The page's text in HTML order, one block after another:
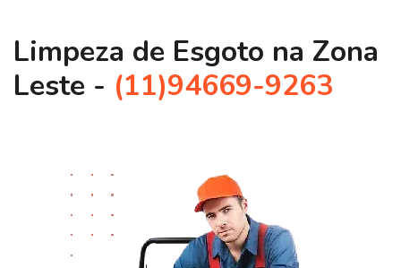
Limpeza de Esgoto na Zona
Leste - (11)94669-9263